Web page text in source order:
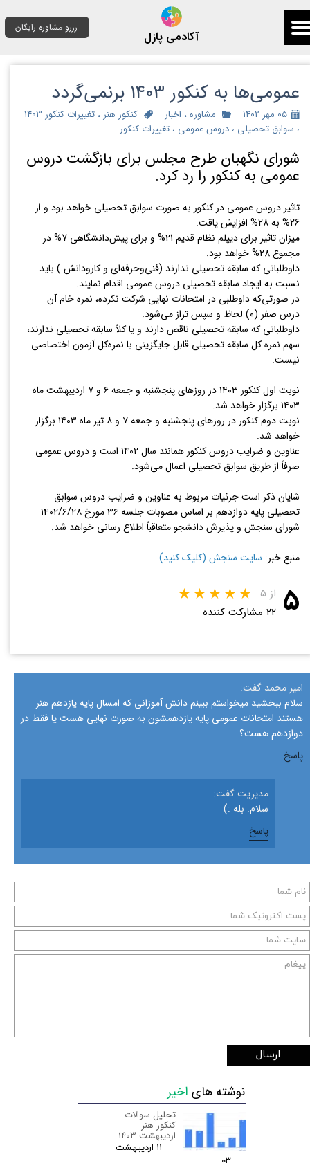
آکادمی پازل
رزرو مشاوره رایگان
عمومی‌ها به کنکور 1403 برنمی‌گردد
۰۵ مهر ۱۴۰۲ مشاوره ، اخبار کنکور هنر ، تغییرات کنکور 1403
، سوابق تحصیلی ، دروس عمومی ، تغییرات کنکور
شورای نگهبان طرح مجلس برای بازگشت دروس
عمومی به کنکور را رد کرد.
تاثیر دروس عمومی در کنکور به صورت سوابق تحصیلی خواهد بود و از
26% به 28% افزایش یاقت.
میزان تاثیر برای دیپلم نظام قدیم 21% و برای پیش‌دانشگاهی 7% در
مجموع 28% خواهد بود.
داوطلبانی که سابقه تحصیلی ندارند (فنی‌وحرفه‌ای و کارودانش ) باید
نسبت به ایجاد سابقه تحصیلی دروس عمومی اقدام نمایند.
در صورتی‌که داوطلبی در امتحانات نهایی شرکت نکرده، نمره خام آن
درس صفر (۰) لحاظ و سپس تراز می‌شود.
داوطلبانی که سابقه تحصیلی ناقص دارند و یا کلاً سابقه تحصیلی ندارند،
سهم نمره کل سابقه تحصیلی قابل جایگزینی با نمره‌کل آزمون اختصاصی
نیست.
نوبت اول کنکور ۱۴۰۳ در روزهای پنجشنبه و جمعه ۶ و ۷ اردیبهشت ماه
۱۴۰۳ برگزار خواهد شد.
نوبت دوم کنکور در روزهای پنجشنبه و جمعه ۷ و ۸ تیر ماه ۱۴۰۳ برگزار
خواهد شد.
عناوین و ضرایب دروس کنکور همانند سال ۱۴۰۲ است و دروس عمومی
صرفاً از طریق سوابق تحصیلی اعمال می‌شود.
شایان ذکر است جزئیات مربوط به عناوین و ضرایب دروس سوابق
تحصیلی پایه دوازدهم بر اساس مصوبات جلسه ۳۶ مورخ ۱۴۰۲/۶/۲۸
شورای سنجش و پذیرش دانشجو متعاقباً اطلاع رسانی خواهد شد.
منبع خبر: سایت سنجش (کلیک کنید)
۵ از ۵
★
۲۲ مشارکت کننده
امیر محمد گفت:
سلام ببخشید میخواستم ببینم دانش آموزانی که امسال پایه یازدهم هنر
هستند امتحانات عمومی پایه یازدهمشون به صورت نهایی هست یا فقط در
دوازدهم هست؟
پاسخ
مدیریت گفت:
سلام. بله :)
پاسخ
ارسال
نوشته های اخیر
تحلیل سوالات
کنکور هنر
اردیبهشت 1403
۱۱ اردیبهشت
۰۳